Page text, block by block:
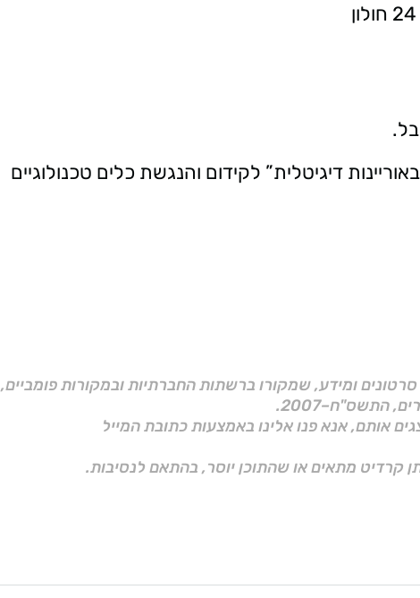
ומידע, שמקורו ברשתות החברתיות ובמקורות פומביים,
אותם, אנא פנו אלינו באמצעות כתובת המייל
קרדיט מתאים או שהתוכן יוסר, בהתאם לנסיבות.